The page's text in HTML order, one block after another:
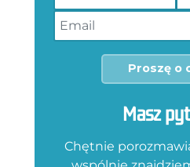
Proszę o
Masz
Chętnie